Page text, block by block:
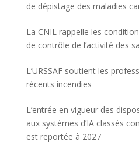
de dépistage des maladies
La CNIL rappelle les
de contrôle de l’activité des
L’URSSAF soutient les
récents incendies
L’entrée en vigueur des
aux systèmes d’IA classés
est reportée à 2027